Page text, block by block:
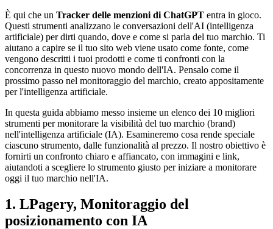
È qui che un Tracker delle menzioni di ChatGPT entra in gioco.
Questi strumenti analizzano le conversazioni dell'AI (intelligenza
artificiale) per dirti quando, dove e come si parla del tuo marchio. Ti
aiutano a capire se il tuo sito web viene usato come fonte, come
vengono descritti i tuoi prodotti e come ti confronti con la
concorrenza in questo nuovo mondo dell'IA. Pensalo come il
prossimo passo nel monitoraggio del marchio, creato appositamente
per l'intelligenza artificiale.
In questa guida abbiamo messo insieme un elenco dei 10 migliori
strumenti per monitorare la visibilità del tuo marchio (brand)
nell'intelligenza artificiale (IA). Esamineremo cosa rende speciale
ciascuno strumento, dalle funzionalità al prezzo. Il nostro obiettivo è
fornirti un confronto chiaro e affiancato, con immagini e link,
aiutandoti a scegliere lo strumento giusto per iniziare a monitorare
oggi il tuo marchio nell'IA.
1. LPagery, Monitoraggio del
posizionamento con IA